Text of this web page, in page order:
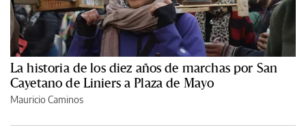
La historia de los diez años de marchas por San
Cayetano de Liniers a Plaza de Mayo
Mauricio Caminos